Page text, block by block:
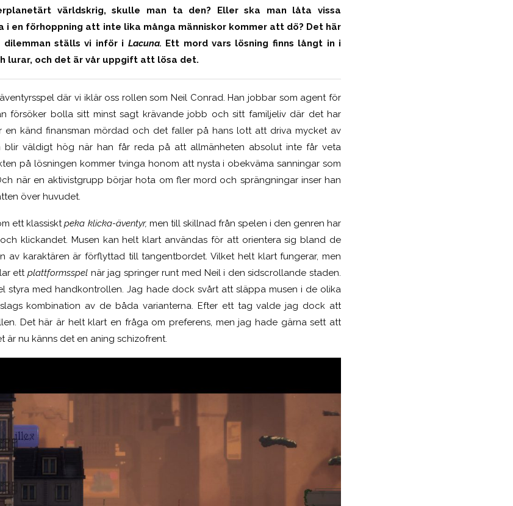
världskrig, skulle man ta den? Eller ska man låta vissa
en förhoppning att inte lika många människor kommer att dö? Det här
dilemman ställs vi inför i Lacuna. Ett mord vars lösning finns långt in i
lurar, och det är vår uppgift att lösa det.
där vi iklär oss rollen som Neil Conrad. Han jobbar som agent för
försöker bolla sitt minst sagt krävande jobb och sitt familjeliv där det har
en känd finansman mördad och det faller på hans lott att driva mycket av
blir väldigt hög när han får reda på att allmänheten absolut inte får veta
på lösningen kommer tvinga honom att nysta i obekväma sanningar som
när en aktivistgrupp börjar hota om fler mord och sprängningar inser han
över huvudet.
ett klassisktpeka klicka-äventyr, men till skillnad från spelen i den genren har
klickandet. Musen kan helt klart användas för att orientera sig bland de
av karaktären är förflyttad till tangentbordet. Vilket helt klart fungerar, men
ett plattformsspel när jag springer runt med Neil i den sidscrollande staden.
styra med handkontrollen. Jag hade dock svårt att släppa musen i de olika
kombination av de båda varianterna. Efter ett tag valde jag dock att
Det här är helt klart en fråga om preferens, men jag hade gärna sett att
är nu känns det en aning schizofrent.